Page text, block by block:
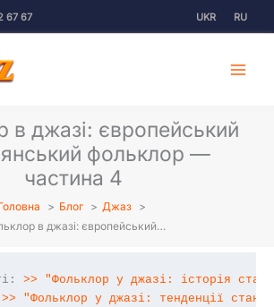
67 67 UKR RU
в джазі: європейський
фольклор —
частина 4
Блог
Джаз
в джазі: європейський…
>> "Фольклор у джазі: історія
>> "Фольклор у джазі: тенденції